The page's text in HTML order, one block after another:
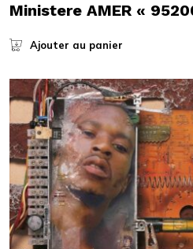
Ministere AMER «
Ajouter au panier